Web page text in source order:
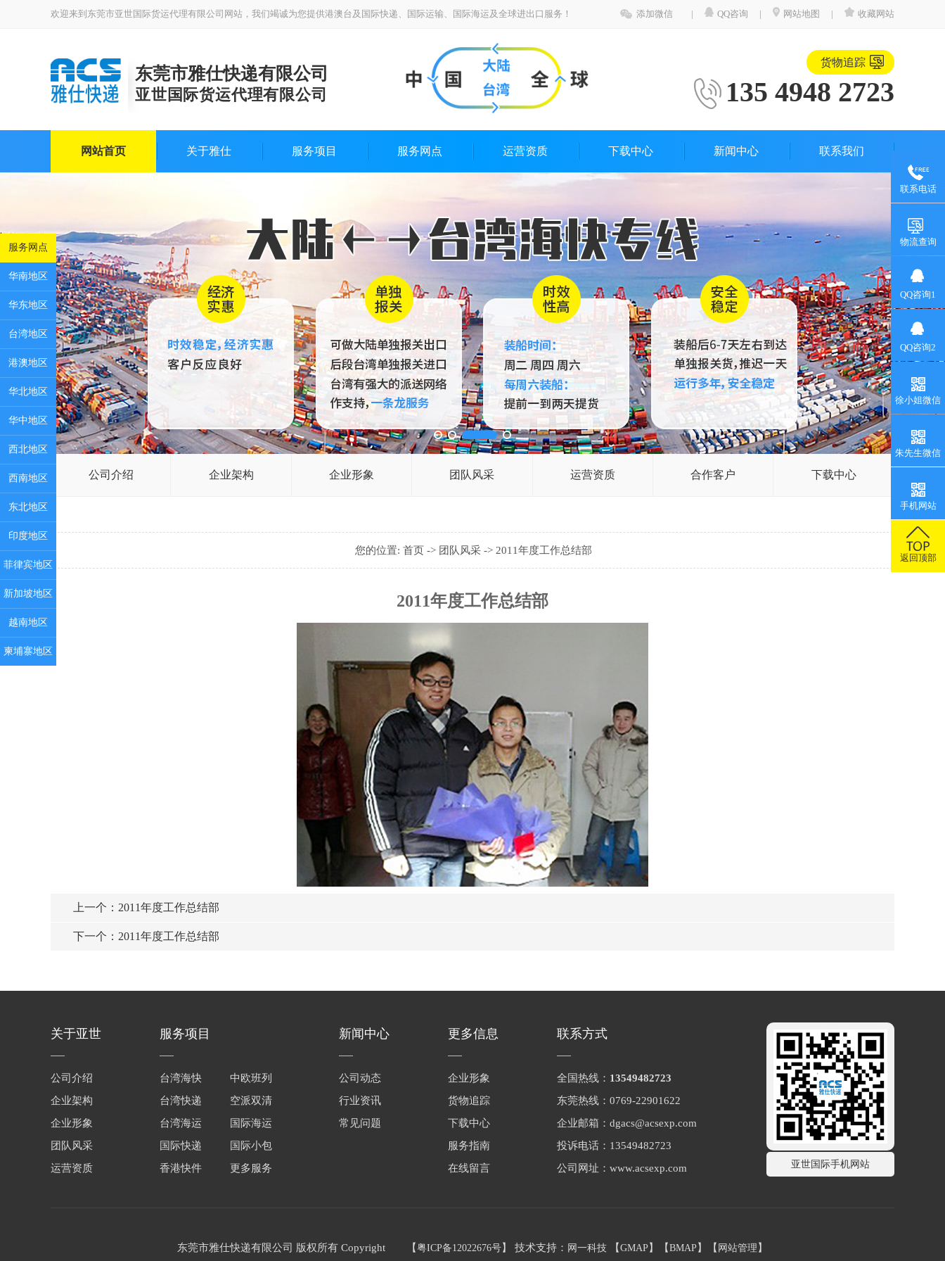
欢迎来到东莞市亚世国际货运代理有限公司网站，我们竭诚为您提供港澳台及国际快递、国际运输、国际海运及全球进出口服务！ 添加微信 | QQ咨询 | 网站地图 | 收藏网站
东莞市雅仕快递有限公司
亚世国际货运代理有限公司
货物追踪
135 4948 2723
服务网点
华南地区
华东地区
台湾地区
港澳地区
华北地区
华中地区
西北地区
西南地区
东北地区
印度地区
菲律宾地区
新加坡地区
越南地区
柬埔寨地区
联系电话
物流查询
QQ咨询1
QQ咨询2
徐小姐微信
朱先生微信
手机网站
返回顶部
网站首页 关于雅仕 服务项目 服务网点 运营资质 下载中心 新闻中心 联系我们
公司介绍 企业架构 企业形象 团队风采 运营资质 合作客户 下载中心
您的位置: 首页 -> 团队风采 -> 2011年度工作总结部
2011年度工作总结部
上一个： 2011年度工作总结部
下一个： 2011年度工作总结部
关于亚世
公司介绍
企业架构
企业形象
团队风采
运营资质
服务项目
台湾海快
台湾快递
台湾海运
国际快递
香港快件
中欧班列
空派双清
国际海运
国际小包
更多服务
新闻中心
公司动态
行业资讯
常见问题
更多信息
企业形象
货物追踪
下载中心
服务指南
在线留言
联系方式
全国热线： 13549482723
东莞热线：0769-22901622
企业邮箱：dgacs@acsexp.com
投诉电话：13549482723
公司网址：www.acsexp.com
亚世国际手机网站
东莞市雅仕快递有限公司 版权所有 Copyright 【 粤ICP备12022676号 】 技术支持： 网一科技 【 GMAP 】【 BMAP 】【 网站管理 】